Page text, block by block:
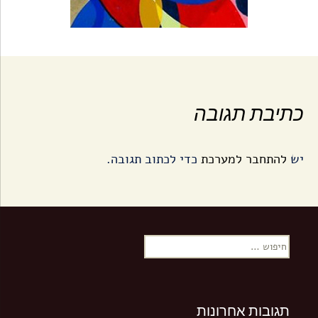
כתיבת תגובה
יש להתחבר למערכת כדי לכתוב תגובה.
ח
י
תגובות אחרונות